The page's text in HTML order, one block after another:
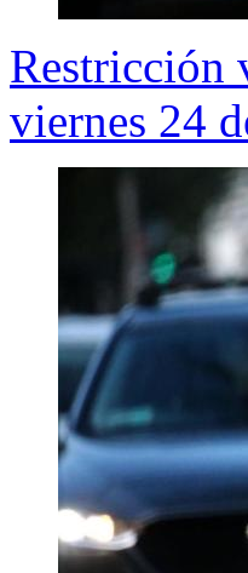
Restricción
viernes 24